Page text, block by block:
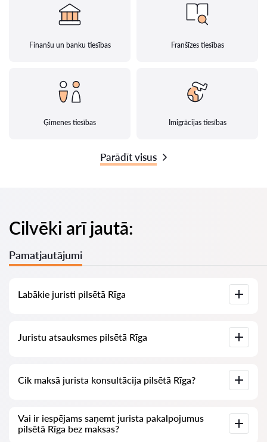
Finanšu un banku tiesības Franšīzes tiesības
Ģimenes tiesības Imigrācijas tiesības
Parādīt visus
Cilvēki arī jautā:
Pamatjautājumi
Labākie juristi pilsētā Rīga
pilnīgu informāciju: cenas, atsauksmes, tālruņa numurs un
Juristu atsauksmes pilsētā Rīga
juristiem, mēs neizdzēšam negatīvas atsauksmes un nav
iespēju tās manipulēt.
Cik maksā jurista konsultācija pilsētā Rīga?
(cenas var mainīties atkarībā no jautājuma sarežģītības un
atbildes formas).
Vai ir iespējams saņemt jurista pakalpojumus
pilsētā Rīga bez maksas?